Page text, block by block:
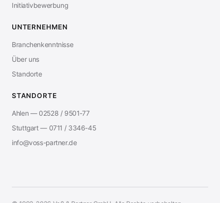
Initiativbewerbung
UNTERNEHMEN
Branchenkenntnisse
Über uns
Standorte
STANDORTE
Ahlen — 02528 / 9501-77
Stuttgart — 0711 / 3346-45
info@voss-partner.de